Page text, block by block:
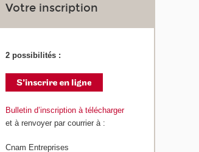
Votre inscription
2 possibilités :
Bulletin d’inscription à télécharger
et à renvoyer par courrier à :
Cnam Entreprises